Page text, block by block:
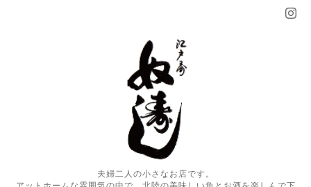
夫婦二人の小さなお店です。